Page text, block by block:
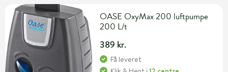
OASE OxyMax 200 luftpumpe
200 L/t
389 kr.
Få leveret